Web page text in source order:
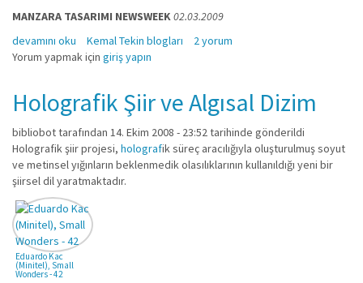
MANZARA TASARIMI NEWSWEEK02.03.2009
Manzara Tasarımı hakkında
devamını oku Kemal Tekin blogları
2 yorum
Yorum yapmak için giriş yapın
Holografik Şiir ve Algısal Dizim
bibliobottarafından 14. Ekim 2008 - 23:52 tarihinde gönderildi
Holografik şiir projesi, holografik süreç aracılığıyla oluşturulmuş soyut
ve metinsel yığınların beklenmedik olasılıklarının kullanıldığı yeni bir
şiirsel dil yaratmaktadır.
Eduardo Kac
(Minitel), Small
Wonders - 42